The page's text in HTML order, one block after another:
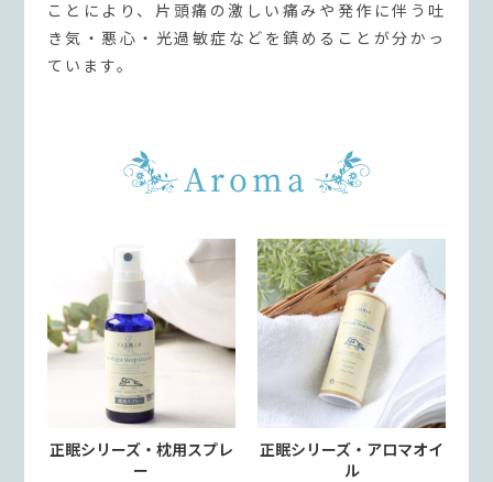
ことにより、片頭痛の激しい痛みや発作に伴う吐
き気・悪心・光過敏症などを鎮めることが分かっ
ています。
Aroma
正眠シリーズ・枕用スプレ
ー
正眠シリーズ・アロマオイ
ル